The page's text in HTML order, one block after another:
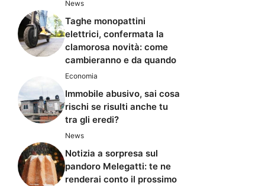
News
Taghe monopattini
elettrici, confermata la
clamorosa novità: come
cambieranno e da quando
Economia
Immobile abusivo, sai cosa
rischi se risulti anche tu
tra gli eredi?
News
Notizia a sorpresa sul
pandoro Melegatti: te ne
renderai conto il prossimo